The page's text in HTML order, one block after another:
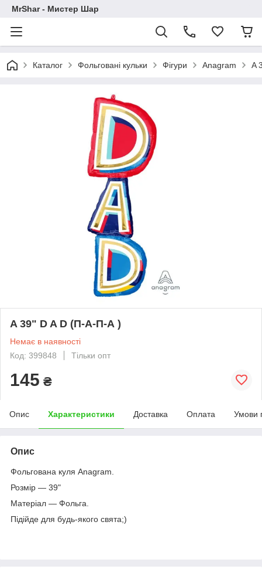
MrShar - Мистер Шар
Каталог Фольговані кульки Фігури Anagram A
A 39" D A D (П-А-П-А )
Немає в наявності
Код: 399848
Тільки опт
145 ₴
Опис Характеристики Доставка Оплата Умови
Опис
Фольгована куля Anagram.
Розмір — 39"
Матеріал — Фольга.
Підійде для будь-якого свята;)